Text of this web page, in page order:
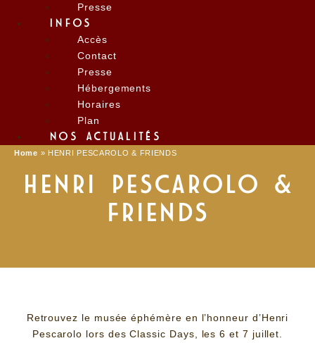
Presse
INFOS
Accès
Contact
Presse
Hébergements
Horaires
Plan
NOS ACTUALITÉS
Home » HENRI PESCAROLO & FRIENDS
HENRI PESCAROLO &
FRIENDS
Retrouvez le musée éphémère en l’honneur d’Henri
Pescarolo lors des Classic Days, les 6 et 7 juillet.